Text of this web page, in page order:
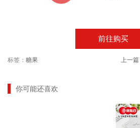
前往购买
标签： 糖果 上一篇
你可能还喜欢